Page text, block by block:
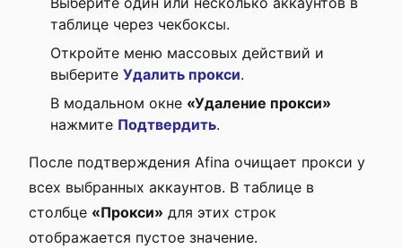
таблице через чекбоксы.
Откройте меню массовых действий и
выберите Удалить прокси.
В модальном окне «Удаление прокси»
нажмите Подтвердить.
После подтверждения Afina очищает прокси у
всех выбранных аккаунтов. В таблице в
столбце «Прокси» для этих строк
отображается пустое значение.